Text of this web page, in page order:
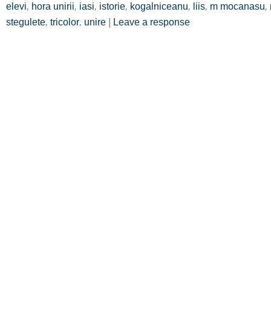
elevi, hora unirii, iasi, istorie, kogalniceanu, liis, m mocanasu,
stegulete, tricolor, unire | Leave a response